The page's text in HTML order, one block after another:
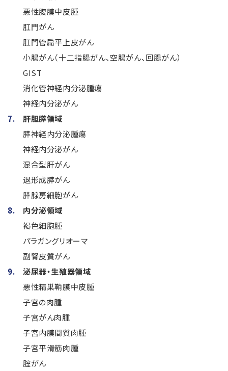
悪性腹膜中皮腫
肛門がん
肛門管扁平上皮がん
小腸がん（十二指腸がん、空腸がん、回腸がん）
GIST
消化管神経内分泌腫瘍
神経内分泌がん
肝胆膵領域
膵神経内分泌腫瘍
神経内分泌がん
混合型肝がん
退形成膵がん
膵腺房細胞がん
内分泌領域
褐色細胞腫
パラガングリオーマ
副腎皮質がん
泌尿器・生殖器領域
悪性精巣鞘膜中皮腫
子宮の肉腫
子宮がん肉腫
子宮内膜間質肉腫
子宮平滑筋肉腫
腟がん